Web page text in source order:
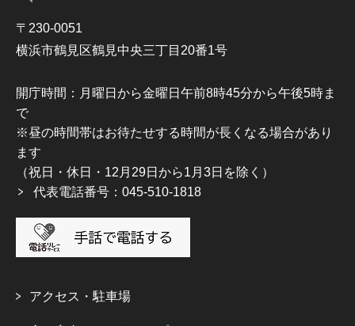
〒230-0051
横浜市鶴見区鶴見中央三丁目20番1号
開庁時間：月曜日から金曜日午前8時45分から午後5時ま
で
※昼の時間帯はお待たせする時間が長くなる場合があり
ます
（祝日・休日・12月29日から1月3日を除く）
代表電話番号：045-510-1818
アクセス・駐車場